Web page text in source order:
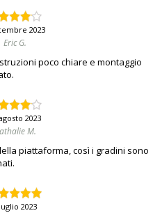
2023
Eric G.
poco chiare e montaggio
2023
M.
piattaforma, così i gradini sono
2023